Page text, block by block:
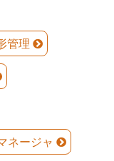
管理
ネージャ